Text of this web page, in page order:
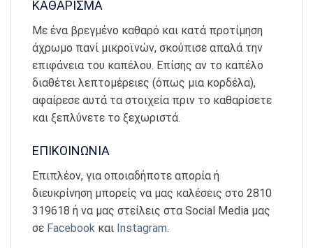
ΚΑΘΑΡΙΣΜΑ
Με ένα βρεγμένο καθαρό και κατά προτίμηση
άχρωμο πανί μικροϊνών, σκούπισε απαλά την
επιφάνεια του καπέλου. Επίσης αν το καπέλο
διαθέτει λεπτομέρειες (όπως μια κορδέλα),
αφαίρεσε αυτά τα στοιχεία πριν το καθαρίσετε
και ξεπλύνετε το ξεχωριστά.
ΕΠΙΚΟΙΝΩΝΙΑ
Επιπλέον, για οποιαδήποτε απορία ή
διευκρίνηση μπορείς να μας καλέσεις στο 2810
319618 ή να μας στείλεις στα Social Media μας
σε Facebook και Instagram.